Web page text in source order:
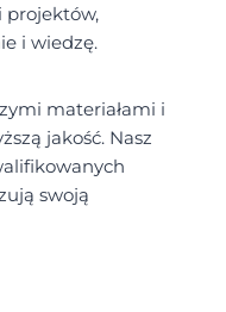
projektów,
i wiedzę.
materiałami i
jakość. Nasz
swoją